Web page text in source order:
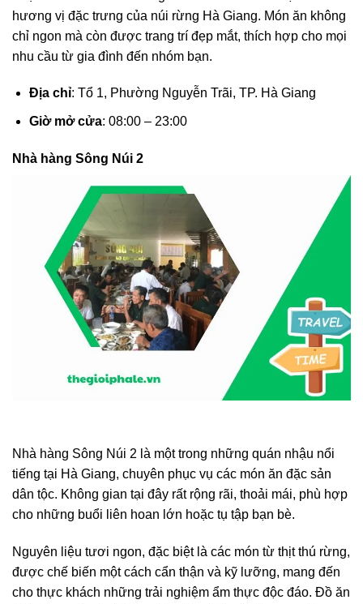
hương vị đặc trưng của núi rừng Hà Giang. Món ăn không
chỉ ngon mà còn được trang trí đẹp mắt, thích hợp cho mọi
nhu cầu từ gia đình đến nhóm bạn.
Địa chỉ: Tổ 1, Phường Nguyễn Trãi, TP. Hà Giang
Giờ mở cửa: 08:00 – 23:00
Nhà hàng Sông Núi 2
Nhà hàng Sông Núi 2 là một trong những quán nhậu nổi
tiếng tại Hà Giang, chuyên phục vụ các món ăn đặc sản
dân tộc. Không gian tại đây rất rộng rãi, thoải mái, phù hợp
cho những buổi liên hoan lớn hoặc tụ tập bạn bè.
Nguyên liệu tươi ngon, đặc biệt là các món từ thịt thú rừng,
được chế biến một cách cẩn thận và kỹ lưỡng, mang đến
cho thực khách những trải nghiệm ẩm thực độc đáo. Đồ ăn